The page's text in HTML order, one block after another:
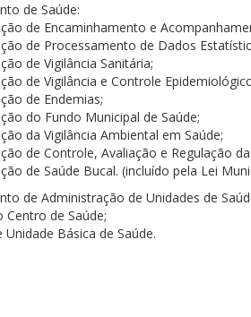
de Saúde:
de Encaminhamento e
de Processamento de Dados
de Vigilância Sanitária;
de Vigilância e Controle
de Endemias;
do Fundo Municipal de Saúde;
da Vigilância Ambiental em Saúde;
de Controle, Avaliação e Regulação da
de Saúde Bucal. (incluído pela Lei
de Administração de Unidades de
Centro de Saúde;
Básica de Saúde.